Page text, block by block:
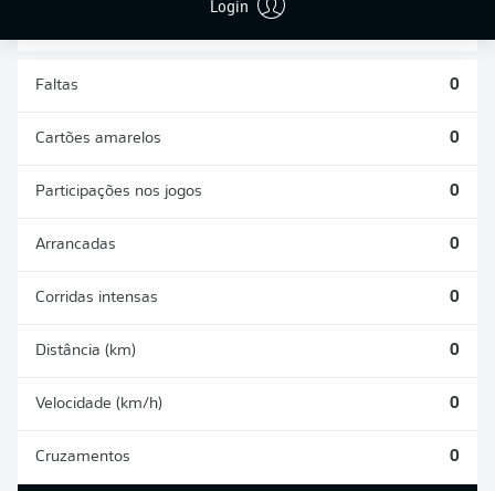
Faltas 0
Cartões amarelos 0
Participações nos jogos 0
Arrancadas 0
Corridas intensas 0
Distância (km) 0
Velocidade (km/h) 0
Cruzamentos 0